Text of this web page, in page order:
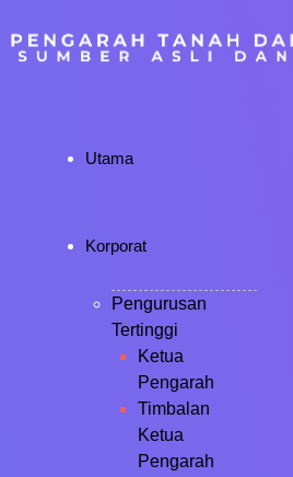
Utama
Korporat
Pengurusan
Tertinggi
Ketua
Pengarah
Timbalan
Ketua
Pengarah